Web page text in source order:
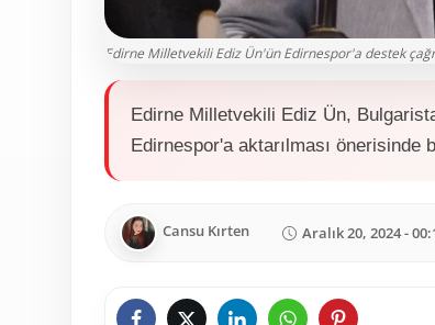
Edirne Milletvekili Ediz Ün'ün Edirnespor'a destek
Edirne Milletvekili Ediz Ün,
Edirnespor'a aktarılması önerisinde
Cansu Kırten Aralık 20, 2024 -